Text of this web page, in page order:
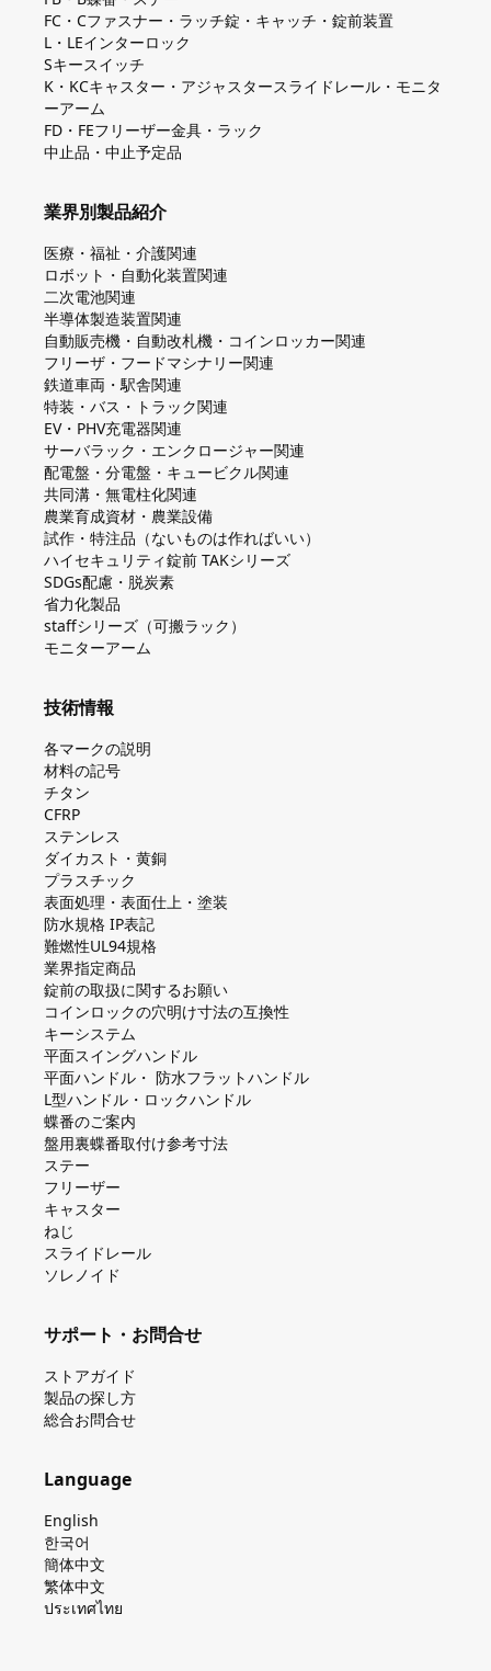
FC・Cファスナー・ラッチ錠・キャッチ・錠前装置
L・LEインターロック
Sキースイッチ
K・KCキャスター・アジャスタースライドレール・モニタ
ーアーム
FD・FEフリーザー金具・ラック
中止品・中止予定品
業界別製品紹介
医療・福祉・介護関連
ロボット・自動化装置関連
二次電池関連
半導体製造装置関連
自動販売機・自動改札機・コインロッカー関連
フリーザ・フードマシナリー関連
鉄道車両・駅舎関連
特装・バス・トラック関連
EV・PHV充電器関連
サーバラック・エンクロージャー関連
配電盤・分電盤・キュービクル関連
共同溝・無電柱化関連
農業育成資材・農業設備
試作・特注品（ないものは作ればいい）
ハイセキュリティ錠前 TAKシリーズ
SDGs配慮・脱炭素
省力化製品
staffシリーズ（可搬ラック）
モニターアーム
技術情報
各マークの説明
材料の記号
チタン
CFRP
ステンレス
ダイカスト・⻩銅
プラスチック
表面処理・表面仕上・塗装
防⽔規格 IP表記
難燃性UL94規格
業界指定商品
錠前の取扱に関するお願い
コインロックの⽳明け⼨法の互換性
キーシステム
平⾯スイングハンドル
平⾯ハンドル・ 防⽔フラットハンドル
L型ハンドル・ロックハンドル
蝶番のご案内
盤⽤裏蝶番取付け参考⼨法
ステー
フリーザー
キャスター
ねじ
スライドレール
ソレノイド
サポート・お問合せ
ストアガイド
製品の探し⽅
総合お問合せ
Language
English
한국어
簡体中文
繁体中文
ประเทศไทย